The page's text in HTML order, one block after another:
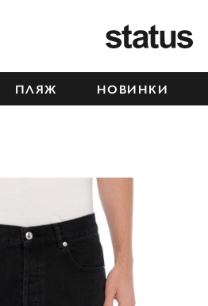
ПЛЯЖ НОВИНКИ